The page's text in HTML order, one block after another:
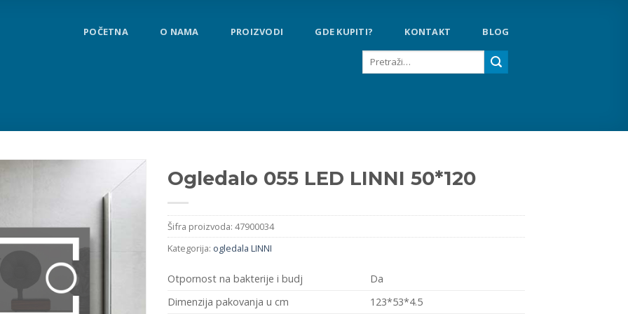
POČETNA O NAMA PROIZVODI GDE KUPITI? KONTAKT BLOG
Pretraga
Ogledalo 055 LED LINNI 50*120
Šifra proizvoda: 47900034
Kategorija: ogledala LINNI
Otpornost na bakterije i budj
Da
Dimenzija pakovanja u cm
123*53*4.5